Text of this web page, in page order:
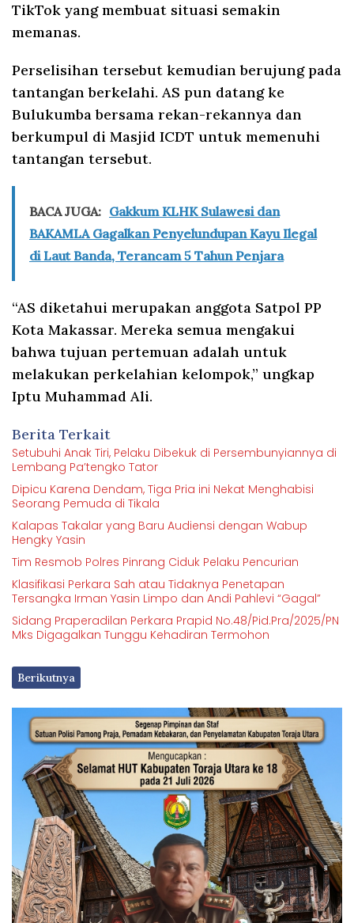
TikTok yang membuat situasi semakin
memanas.
Perselisihan tersebut kemudian berujung pada
tantangan berkelahi. AS pun datang ke
Bulukumba bersama rekan-rekannya dan
berkumpul di Masjid ICDT untuk memenuhi
tantangan tersebut.
BACA JUGA: Gakkum KLHK Sulawesi dan
BAKAMLA Gagalkan Penyelundupan Kayu Ilegal
di Laut Banda, Terancam 5 Tahun Penjara
“AS diketahui merupakan anggota Satpol PP
Kota Makassar. Mereka semua mengakui
bahwa tujuan pertemuan adalah untuk
melakukan perkelahian kelompok,” ungkap
Iptu Muhammad Ali.
Berita Terkait
Setubuhi Anak Tiri, Pelaku Dibekuk di Persembunyiannya di
Lembang Pa’tengko Tator
Dipicu Karena Dendam, Tiga Pria ini Nekat Menghabisi
Seorang Pemuda di Tikala
Kalapas Takalar yang Baru Audiensi dengan Wabup
Hengky Yasin
Tim Resmob Polres Pinrang Ciduk Pelaku Pencurian
Klasifikasi Perkara Sah atau Tidaknya Penetapan
Tersangka Irman Yasin Limpo dan Andi Pahlevi “Gagal”
Sidang Praperadilan Perkara Prapid No.48/Pid.Pra/2025/PN
Mks Digagalkan Tunggu Kehadiran Termohon
Berikutnya